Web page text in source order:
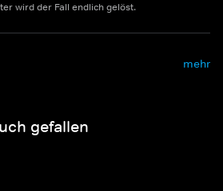
wird der Fall endlich gelöst.
mehr
gefallen